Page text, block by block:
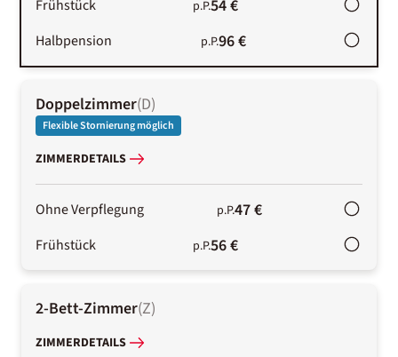
Frühstück p.P.54 €
Halbpension p.P.96 €
Doppelzimmer(D)
Flexible Stornierung möglich
ZIMMERDETAILS
Ohne Verpflegung p.P.47 €
Frühstück p.P.56 €
2-Bett-Zimmer(Z)
ZIMMERDETAILS